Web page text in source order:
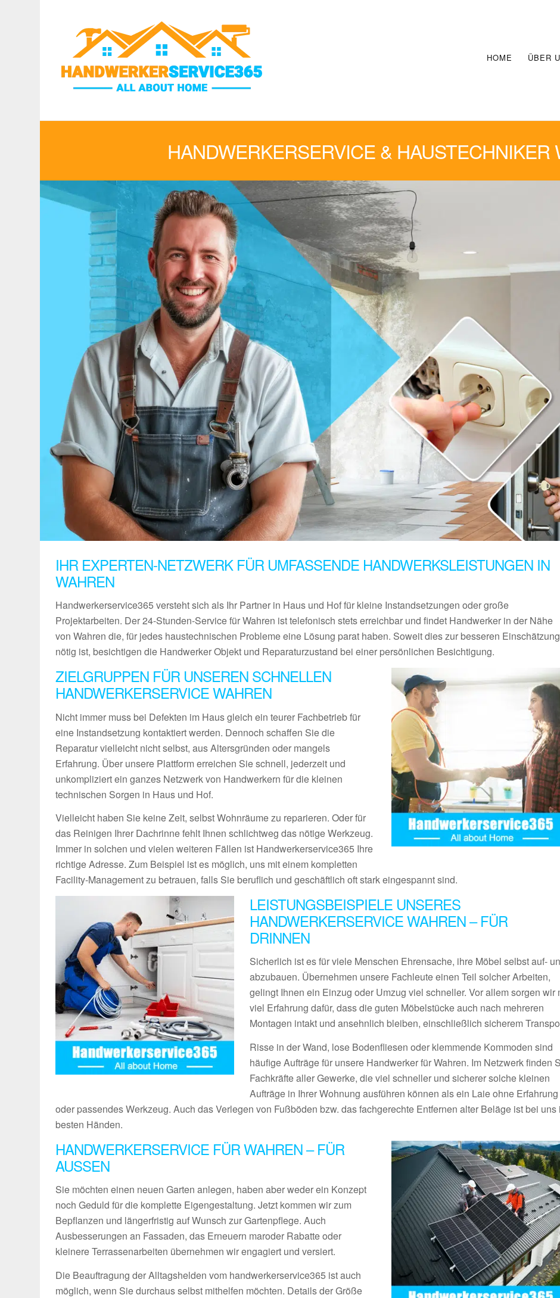
HOME ÜBER
HANDWERKERSERVICE & HAUSTECHNIKER
IHR EXPERTEN-NETZWERK FÜR UMFASSENDE HANDWERKSLEISTUNGEN IN
WAHREN
Handwerkerservice365 versteht sich als Ihr Partner in Haus und Hof für kleine Instandsetzungen oder große
Projektarbeiten. Der 24-Stunden-Service für Wahren ist telefonisch stets erreichbar und findet Handwerker in der Nähe
von Wahren die, für jedes haustechnischen Probleme eine Lösung parat haben. Soweit dies zur besseren Einschätzung
nötig ist, besichtigen die Handwerker Objekt und Reparaturzustand bei einer persönlichen Besichtigung.
ZIELGRUPPEN FÜR UNSEREN SCHNELLEN
HANDWERKERSERVICE WAHREN
Nicht immer muss bei Defekten im Haus gleich ein teurer Fachbetrieb für
eine Instandsetzung kontaktiert werden. Dennoch schaffen Sie die
Reparatur vielleicht nicht selbst, aus Altersgründen oder mangels
Erfahrung. Über unsere Plattform erreichen Sie schnell, jederzeit und
unkompliziert ein ganzes Netzwerk von Handwerkern für die kleinen
technischen Sorgen in Haus und Hof.
Vielleicht haben Sie keine Zeit, selbst Wohnräume zu reparieren. Oder für
das Reinigen Ihrer Dachrinne fehlt Ihnen schlichtweg das nötige Werkzeug.
Immer in solchen und vielen weiteren Fällen ist Handwerkerservice365 Ihre
richtige Adresse. Zum Beispiel ist es möglich, uns mit einem kompletten
Facility-Management zu betrauen, falls Sie beruflich und geschäftlich oft stark eingespannt sind.
LEISTUNGSBEISPIELE UNSERES
HANDWERKERSERVICE WAHREN – FÜR
DRINNEN
Sicherlich ist es für viele Menschen Ehrensache, ihre Möbel selbst auf-
abzubauen. Übernehmen unsere Fachleute einen Teil solcher Arbeiten,
gelingt Ihnen ein Einzug oder Umzug viel schneller. Vor allem sorgen wir
viel Erfahrung dafür, dass die guten Möbelstücke auch nach mehreren
Montagen intakt und ansehnlich bleiben, einschließlich sicherem
Risse in der Wand, lose Bodenfliesen oder klemmende Kommoden sind
häufige Aufträge für unsere Handwerker für Wahren. Im Netzwerk finden
Fachkräfte aller Gewerke, die viel schneller und sicherer solche kleinen
Aufträge in Ihrer Wohnung ausführen können als ein Laie ohne Erfahrung
oder passendes Werkzeug. Auch das Verlegen von Fußböden bzw. das fachgerechte Entfernen alter Beläge ist bei uns
besten Händen.
HANDWERKERSERVICE FÜR WAHREN – FÜR
AUSSEN
Sie möchten einen neuen Garten anlegen, haben aber weder ein Konzept
noch Geduld für die komplette Eigengestaltung. Jetzt kommen wir zum
Bepflanzen und längerfristig auf Wunsch zur Gartenpflege. Auch
Ausbesserungen an Fassaden, das Erneuern maroder Rabatte oder
kleinere Terrassenarbeiten übernehmen wir engagiert und versiert.
Die Beauftragung der Alltagshelden vom handwerkerservice365 ist auch
möglich, wenn Sie durchaus selbst mithelfen möchten. Details der Größe